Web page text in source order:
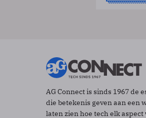
AG Connect is sinds 1967 de
die betekenis geven aan een
laten zien hoe tech elk